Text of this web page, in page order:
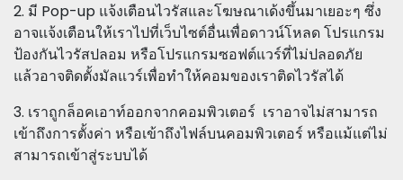
2. มี Pop-up แจ้งเตือนไวรัสและโฆษณาเด้งขึ้นมาเยอะๆ ซึ่ง
อาจเเจ้งเตือนให้เราไปที่เว็บไซต์อื่นเพื่อดาวน์โหลด โปรแกรม
ป้องกันไวรัสปลอม หรือโปรแกรมซอฟต์แวร์ที่ไม่ปลอดภัย
แล้วอาจติดตั้งมัลแวร์เพื่อทำให้คอมของเราติดไวรัสได้
3. เราถูกล็อคเอาท์ออกจากคอมพิวเตอร์ เราอาจไม่สามารถ
เข้าถึงการตั้งค่า หรือเข้าถึงไฟล์บนคอมพิวเตอร์ หรือแม้แต่ไม่
สามารถเข้าสู่ระบบได้